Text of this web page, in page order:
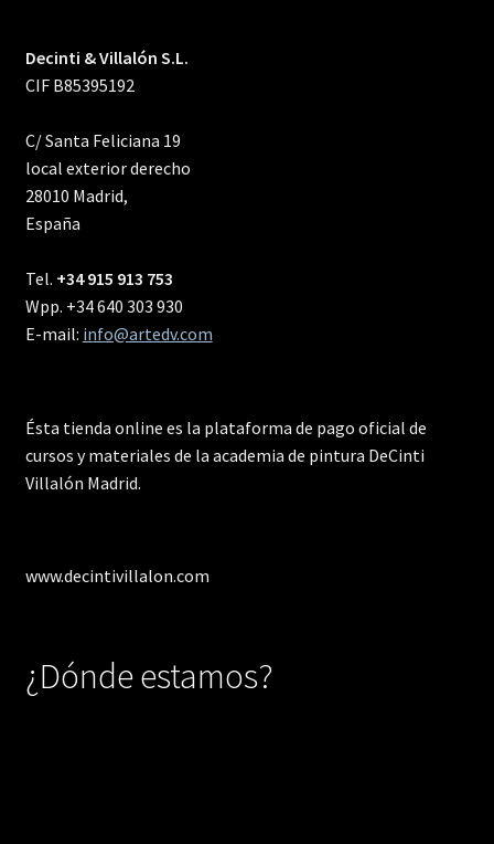
Decinti & Villalón S.L.
CIF B85395192
C/ Santa Feliciana 19
local exterior derecho
28010 Madrid,
España
Tel. +34 915 913 753
Wpp. +34 640 303 930
E-mail: info@artedv.com
Ésta tienda online es la plataforma de pago oficial de
cursos y materiales de la academia de pintura DeCinti
Villalón Madrid.
www.decintivillalon.com
¿Dónde estamos?